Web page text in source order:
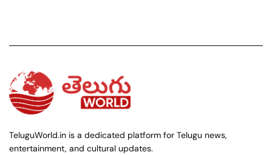
TeluguWorld.in is a dedicated platform for Telugu news,
entertainment, and cultural updates.